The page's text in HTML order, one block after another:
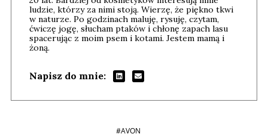
ludzie, którzy za nimi stoją. Wierzę, że piękno tkwi
w naturze. Po godzinach maluję, rysuję, czytam,
ćwiczę jogę, słucham ptaków i chłonę zapach lasu
spacerując z moim psem i kotami. Jestem mamą i
żoną.
Napisz do mnie:
#AVON